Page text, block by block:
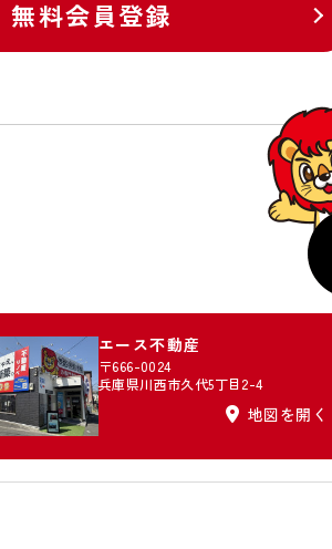
無料会員登録
エース不動産
〒666-0024
兵庫県川西市久代5丁目2-4
地図を開く